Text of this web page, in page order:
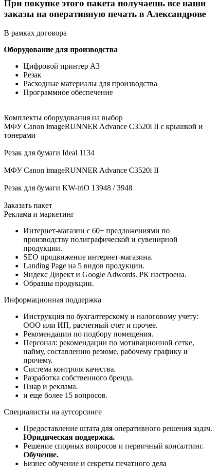
При покупке этого пакета получаешь все наши
заказы на оперативную печать в Александрове
В рамках договора
Оборудование для производства
Цифровой принтер А3+
Резак
Расходные материалы для производства
Программное обеспечение
Комплекты оборудования на выбор
МФУ Canon imageRUNNER Advance C3520i II с крышкой и
тонерами
Резак для бумаги Ideal 1134
МФУ Canon imageRUNNER Advance C3520i II
Резак для бумаги KW-triO 13948 / 3948
Заказать пакет
Реклама и маркетинг
Интернет-магазин с 60+ предложениями по
производству полиграфической и сувенирной
продукции.
SEO продвижение интернет-магазина.
Landing Page на 5 видов продукции.
Яндекс Директ и Google Adwords. РК настроена.
Образцы продукции.
Информационная поддержка
Инструкция по бухгалтерскому и налоговому учету:
ООО или ИП, расчетный счет и прочее.
Рекомендации по подбору помещения.
Персонал: рекомендации по мотивационной сетке,
найму, составлению резюме, рабочему графику и
прочему.
Система контроля качества.
Разработка собственного бренда.
Пиар и реклама.
и еще более 15 вопросов.
Специалисты на аутсорсинге
Предоставление штата для оперативного решения задач.
Юридическая поддержка.
Решение спорных вопросов и первичный консалтинг.
Обучение.
Бизнес обучение и секреты печатного дела